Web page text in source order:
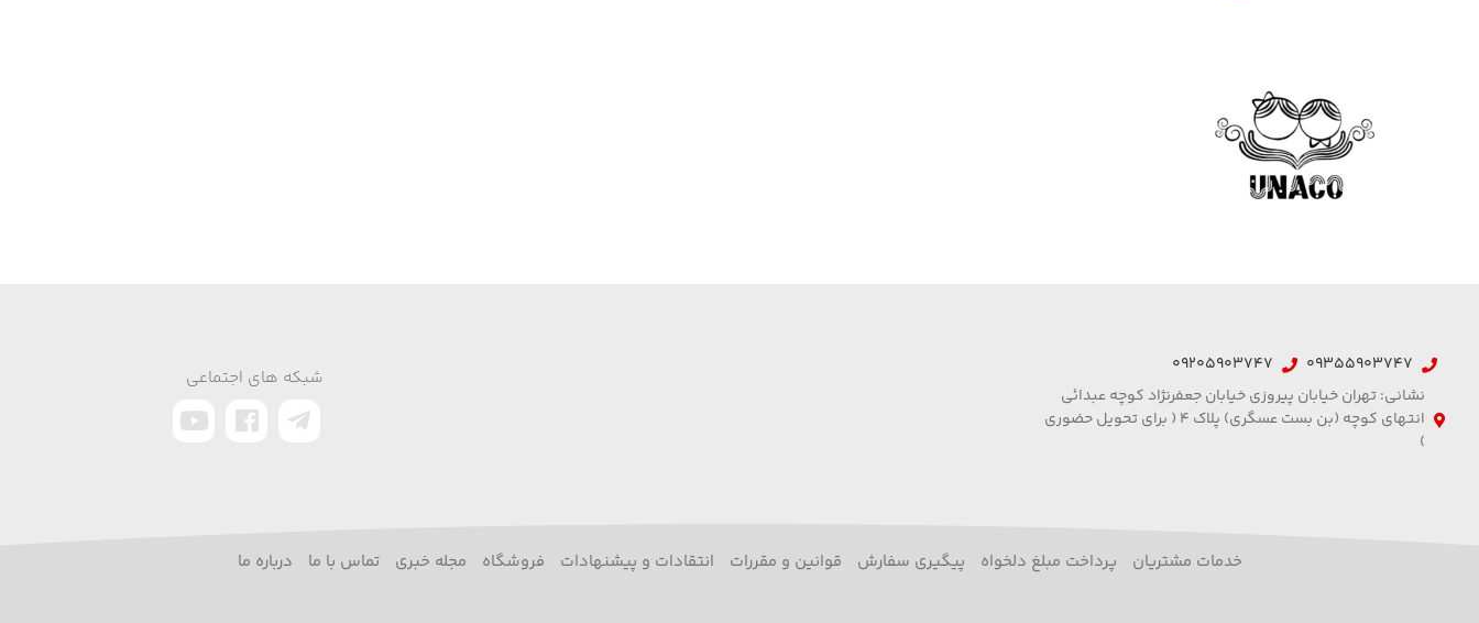
09355903747
09205903747
نشانی: تهران خیابان پیروزی خیابان جعفرنژاد کوچه عبدائی
انتهای کوچه (بن بست عسگری) پلاک 4 ( برای تحویل حضوری
)
شبکه های اجتماعی
خدمات مشتریان پرداخت مبلغ دلخواه پیگیری سفارش قوانین و مقررات انتقادات و پیشنهادات فروشگاه مجله خبری تماس با ما درباره ما